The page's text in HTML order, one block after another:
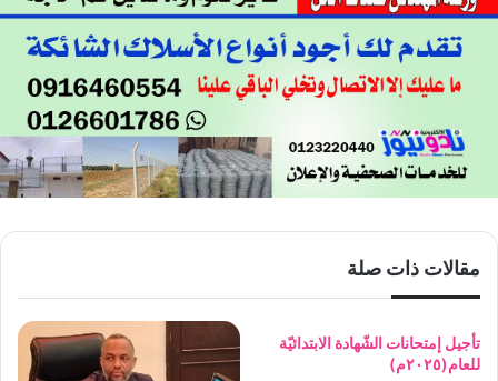
مقالات ذات صلة
تأجيل إمتحانات الشّهادة الابتدائيّة
للعام(٢٠٢٥م)